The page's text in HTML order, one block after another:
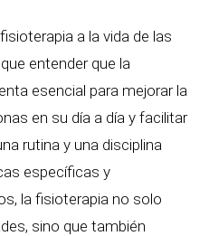
a la vida de las
entender que la
esencial para mejorar la
en su día a día y facilitar
rutina y una disciplina
específicas y
la fisioterapia no solo
sino que también